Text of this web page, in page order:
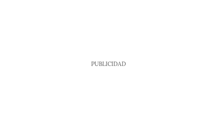
PUBLICIDAD